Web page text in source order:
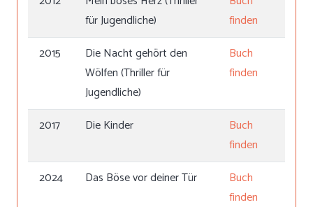
für Jugendliche)
finden
2015
Die Nacht gehört den
Wölfen (Thriller für
Jugendliche)
Buch
finden
2017 Die Kinder
Buch
finden
2024
Das Böse vor deiner Tür
Buch
finden